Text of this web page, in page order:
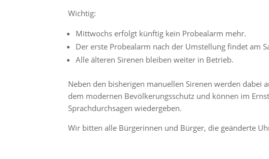
Wichtig:
Mittwochs erfolgt künftig kein Probealarm mehr.
Der erste Probealarm nach der Umstellung findet am
Alle älteren Sirenen bleiben weiter in Betrieb.
Neben den bisherigen manuellen Sirenen werden dabei
dem modernen Bevölkerungsschutz und können im
Sprachdurchsagen wiedergeben.
Wir bitten alle Bürgerinnen und Bürger, die geänderte